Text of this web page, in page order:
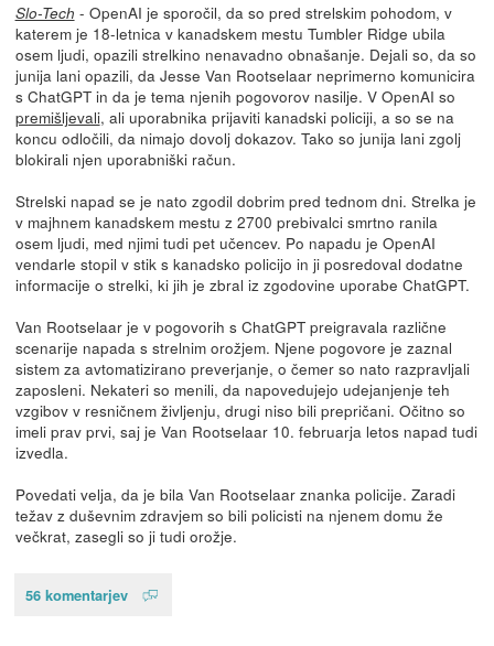
Slo-Tech - OpenAI je sporočil, da so pred strelskim pohodom, v
katerem je 18-letnica v kanadskem mestu Tumbler Ridge ubila
osem ljudi, opazili strelkino nenavadno obnašanje. Dejali so, da so
junija lani opazili, da Jesse Van Rootselaar neprimerno komunicira
s ChatGPT in da je tema njenih pogovorov nasilje. V OpenAI so
premišljevali, ali uporabnika prijaviti kanadski policiji, a so se na
koncu odločili, da nimajo dovolj dokazov. Tako so junija lani zgolj
blokirali njen uporabniški račun.
Strelski napad se je nato zgodil dobrim pred tednom dni. Strelka je
v majhnem kanadskem mestu z 2700 prebivalci smrtno ranila
osem ljudi, med njimi tudi pet učencev. Po napadu je OpenAI
vendarle stopil v stik s kanadsko policijo in ji posredoval dodatne
informacije o strelki, ki jih je zbral iz zgodovine uporabe ChatGPT.
Van Rootselaar je v pogovorih s ChatGPT preigravala različne
scenarije napada s strelnim orožjem. Njene pogovore je zaznal
sistem za avtomatizirano preverjanje, o čemer so nato razpravljali
zaposleni. Nekateri so menili, da napovedujejo udejanjenje teh
vzgibov v resničnem življenju, drugi niso bili prepričani. Očitno so
imeli prav prvi, saj je Van Rootselaar 10. februarja letos napad tudi
izvedla.
Povedati velja, da je bila Van Rootselaar znanka policije. Zaradi
težav z duševnim zdravjem so bili policisti na njenem domu že
večkrat, zasegli so ji tudi orožje.
56 komentarjev